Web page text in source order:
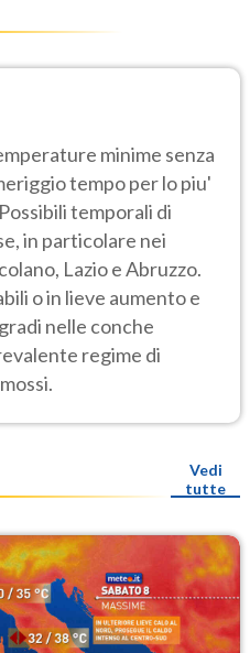
minime senza
tempo per lo piu'
temporali di
in particolare nei
Lazio e Abruzzo.
o in lieve aumento e
nelle conche
regime di
Vedi
tutte